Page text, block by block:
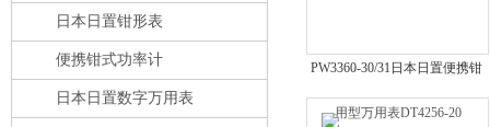
日本日置钳形表
便携钳式功率计
日本日置数字万用表
PW3360-30/31日本日置便携钳
式功率计